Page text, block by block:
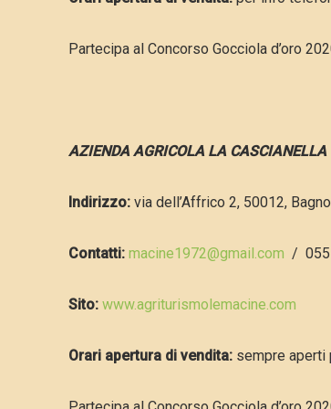
Partecipa al Concorso Gocciola d’oro
AZIENDA AGRICOLA LA CASCIANELLA
Indirizzo: via dell’Affrico 2, 50012,
Contatti: macine1972@gmail.com /
Sito: www.agriturismolemacine.com
Orari apertura di vendita: sempre